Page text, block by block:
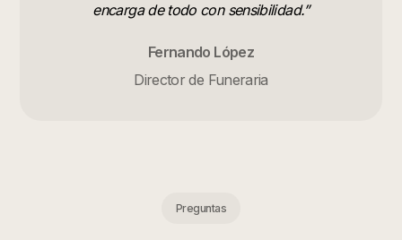
encarga de todo con sensibilidad.”
Fernando López
Director de Funeraria
Preguntas